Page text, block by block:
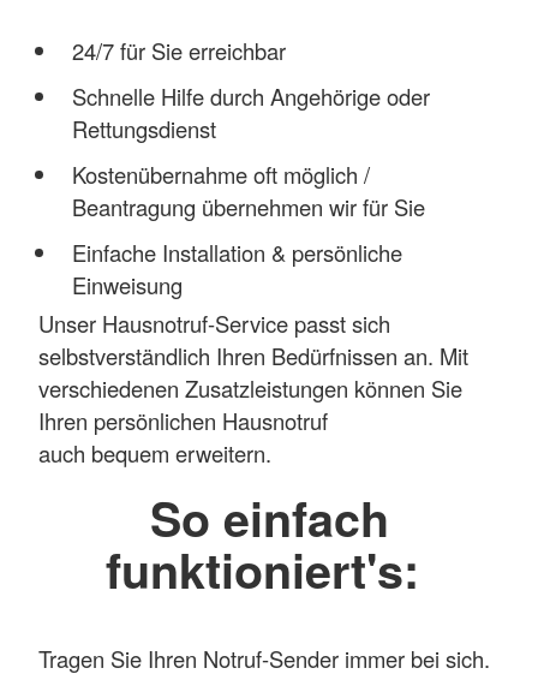
24/7 für Sie erreichbar
Schnelle Hilfe durch Angehörige oder
Rettungsdienst
Kostenübernahme oft möglich /
Beantragung übernehmen wir für Sie
Einfache Installation & persönliche
Einweisung
Unser Hausnotruf-Service passt sich
selbstverständlich Ihren Bedürfnissen an. Mit
verschiedenen Zusatzleistungen können Sie
Ihren persönlichen Hausnotruf
auch bequem erweitern.
So einfach
funktioniert's:
Tragen Sie Ihren Notruf-Sender immer bei sich.